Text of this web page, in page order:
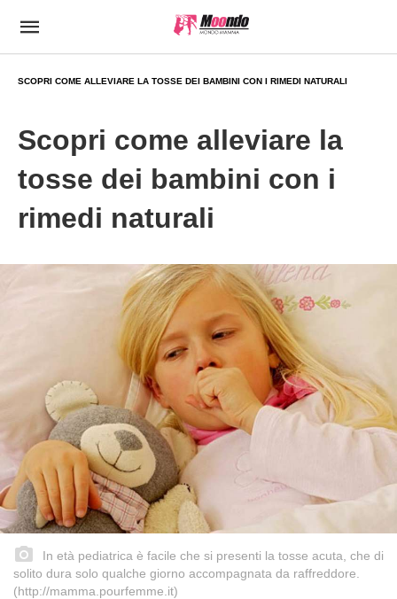
SCOPRI COME ALLEVIARE LA TOSSE DEI BAMBINI CON I RIMEDI NATURALI
Scopri come alleviare la
tosse dei bambini con i
rimedi naturali
In età pediatrica è facile che si presenti la tosse acuta, che di
solito dura solo qualche giorno accompagnata da raffreddore.
(http://mamma.pourfemme.it)